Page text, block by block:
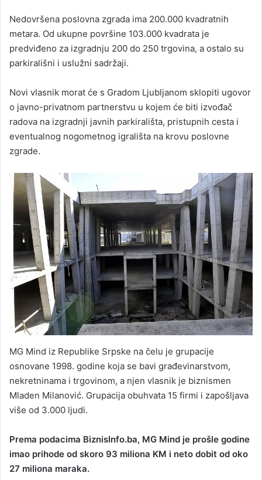
Nedovršena poslovna zgrada ima 200.000 kvadratnih
metara. Od ukupne površine 103.000 kvadrata je
predviđeno za izgradnju 200 do 250 trgovina, a ostalo su
parkirališni i uslužni sadržaji.
Novi vlasnik morat će s Gradom Ljubljanom sklopiti ugovor
o javno-privatnom partnerstvu u kojem će biti izvođač
radova na izgradnji javnih parkirališta, pristupnih cesta i
eventualnog nogometnog igrališta na krovu poslovne
zgrade.
MG Mind iz Republike Srpske na čelu je grupacije
osnovane 1998. godine koja se bavi građevinarstvom,
nekretninama i trgovinom, a njen vlasnik je biznismen
Mladen Milanović. Grupacija obuhvata 15 firmi i zapošljava
više od 3.000 ljudi.
Prema podacima BiznisInfo.ba, MG Mind je prošle godine
imao prihode od skoro 93 miliona KM i neto dobit od oko
27 miliona maraka.